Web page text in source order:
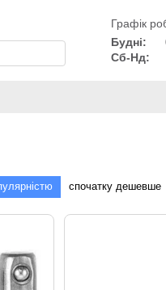
Графік
Будні:
Сб-Нд:
спочатку дешевше